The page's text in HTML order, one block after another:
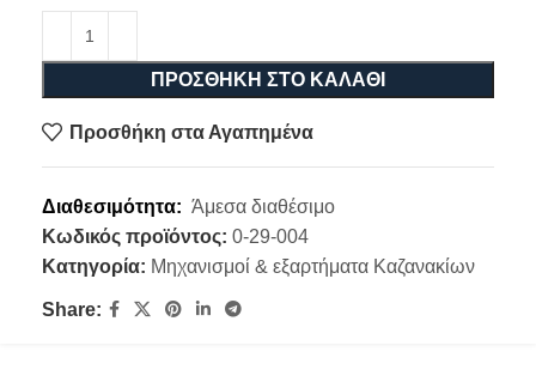
ΠΡΟΣΘΉΚΗ ΣΤΟ ΚΑΛΆΘΙ
Προσθήκη στα Αγαπημένα
Διαθεσιμότητα: Άμεσα διαθέσιμο
Κωδικός προϊόντος: 0-29-004
Κατηγορία: Μηχανισμοί & εξαρτήματα Καζανακίων
Share: